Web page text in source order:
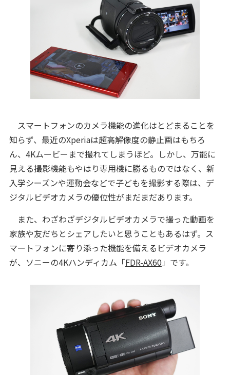
スマートフォンのカメラ機能の進化はとどまることを
知らず、最近のXperiaは超高解像度の静止画はもちろ
ん、4Kムービーまで撮れてしまうほど。しかし、万能に
見える撮影機能もやはり専用機に勝るものではなく、新
入学シーズンや運動会などで子どもを撮影する際は、デ
ジタルビデオカメラの優位性がまだまだあります。
また、わざわざデジタルビデオカメラで撮った動画を
家族や友だちとシェアしたいと思うこともあるはず。ス
マートフォンに寄り添った機能を備えるビデオカメラ
が、ソニーの4Kハンディカム「FDR-AX60 」です。